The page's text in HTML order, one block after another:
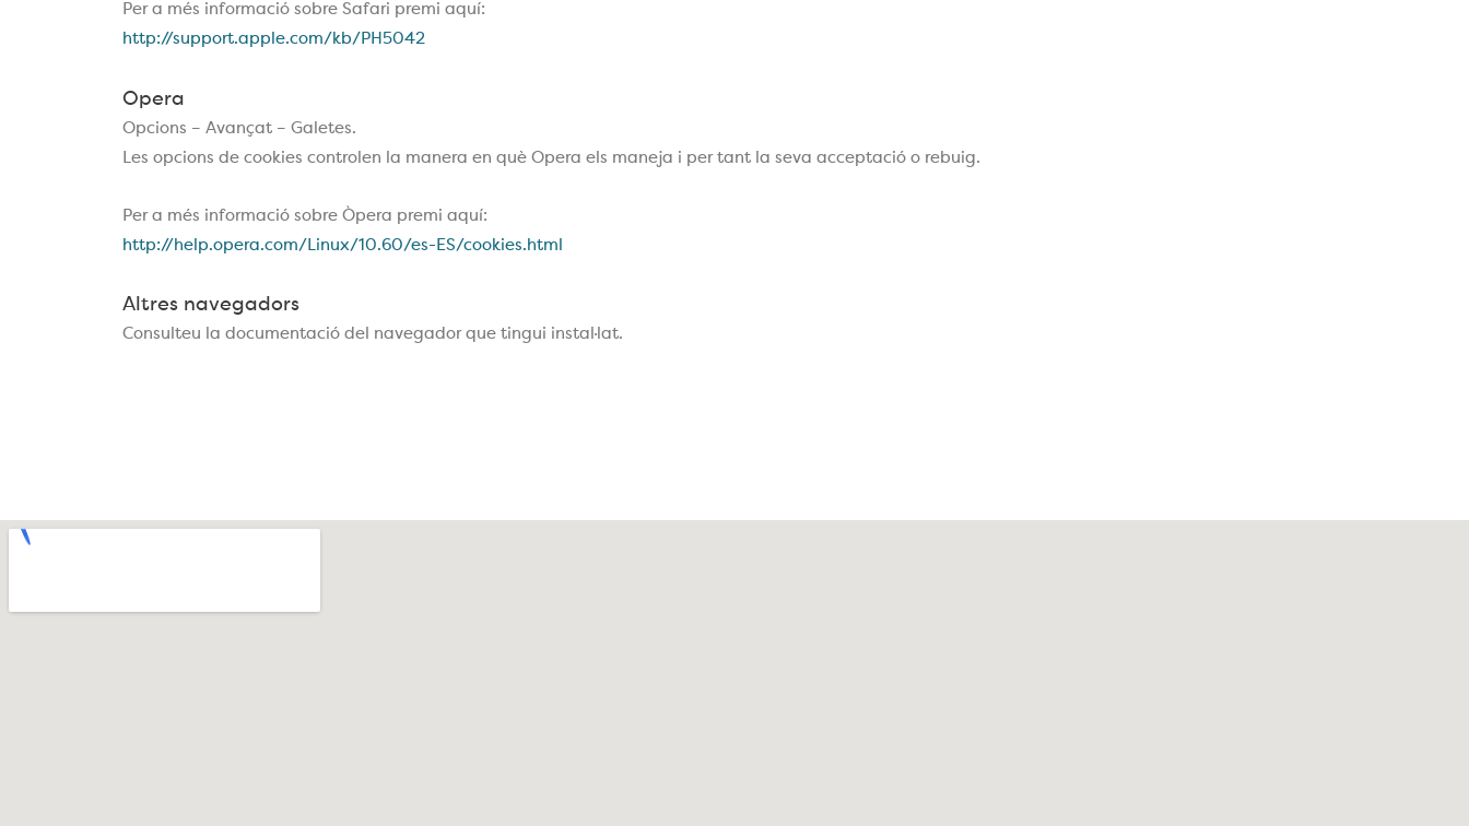
Per a més informació sobre Safari premi aquí:
http://support.apple.com/kb/PH5042
Opera
Opcions – Avançat – Galetes.
Les opcions de cookies controlen la manera en què Opera els maneja i per tant la seva acceptació o rebuig.
Per a més informació sobre Òpera premi aquí:
http://help.opera.com/Linux/10.60/es-ES/cookies.html
Altres navegadors
Consulteu la documentació del navegador que tingui instal·lat.